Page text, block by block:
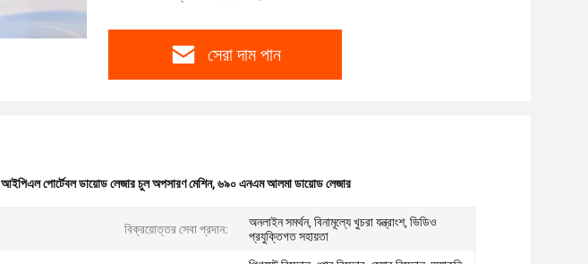
সেরা দাম পান
আইপিএল পোর্টেবল ডায়োড লেজার চুল অপসারণ মেশিন,৬৯০ এনএম আলমা ডায়োড লেজার
বিক্রয়োত্তর সেবা প্রদান:
অনলাইন সমর্থন, বিনামূল্যে খুচরা যন্ত্রাংশ, ভিডিও
প্রযুক্তিগত সহায়তা